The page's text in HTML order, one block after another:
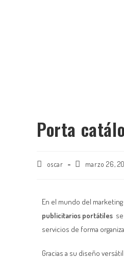
Porta
oscar marzo 26,
En el mundo del
publicitarios portátiles
servicios de forma
Gracias a su diseño